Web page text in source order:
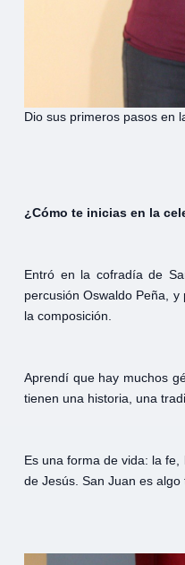
Dio sus primeros pasos en
¿Cómo te inicias en la
Entró en la cofradía de
percusión Oswaldo Peña,
la composición.
Aprendí que hay muchos
tienen una historia, una
Es una forma de vida: la
de Jesús. San Juan es